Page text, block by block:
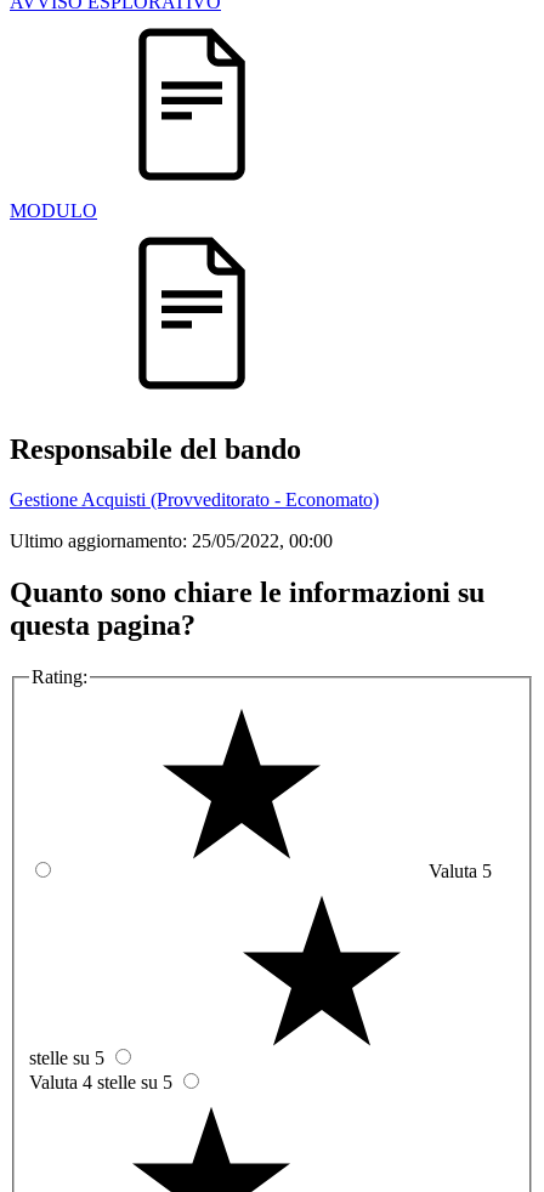
MODULO
Responsabile del bando
Gestione Acquisti (Provveditorato - Economato)
Ultimo aggiornamento: 25/05/2022, 00:00
Quanto sono chiare le informazioni su
questa pagina?
Rating:
Valuta 5
stelle su 5
Valuta 4 stelle su 5